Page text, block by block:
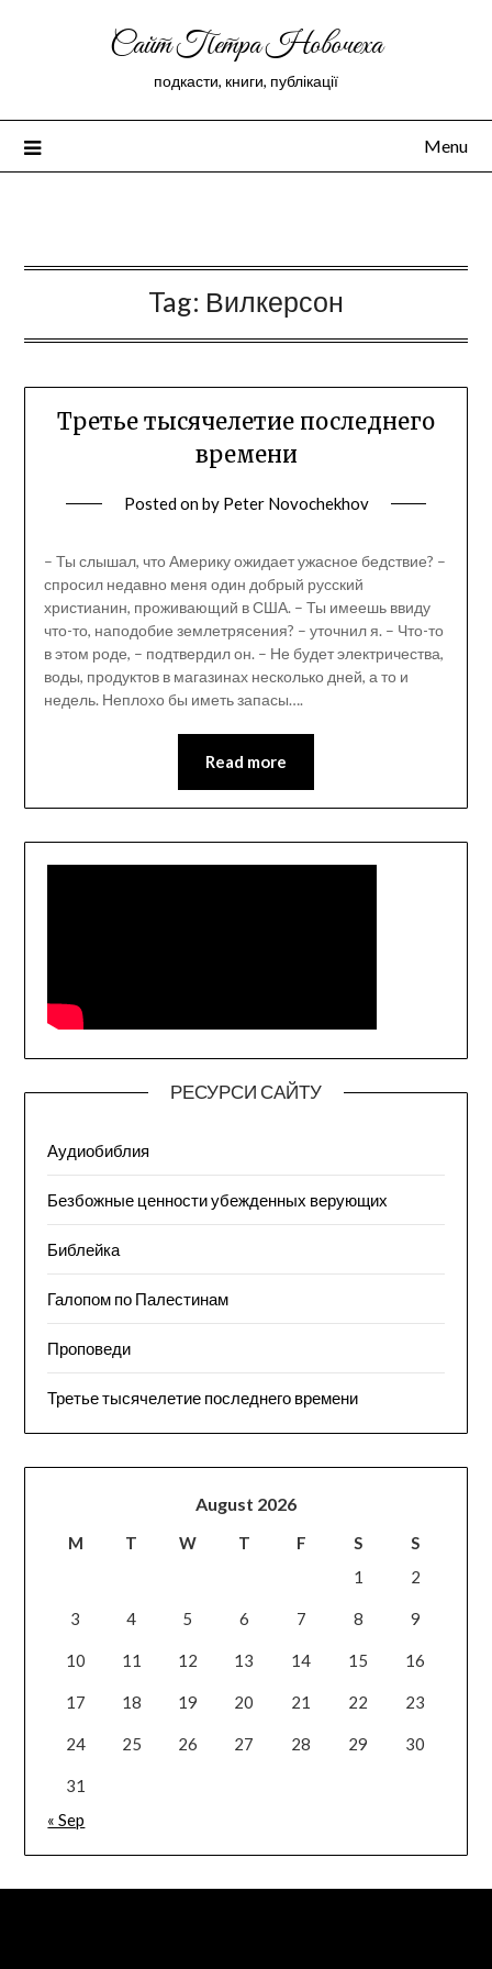
Сайт Петра Новочеха
подкасти, книги, публікації
Menu
Tag: Вилкерсон
Третье тысячелетие последнего
времени
Posted onby Peter Novochekhov
– Ты слышал, что Америку ожидает ужасное бедствие? –
спросил недавно меня один добрый русский
христианин, проживающий в США. – Ты имеешь ввиду
что-то, наподобие землетрясения? – уточнил я. – Что-то
в этом роде, – подтвердил он. – Не будет электричества,
воды, продуктов в магазинах несколько дней, а то и
недель. Неплохо бы иметь запасы….
Read more
РЕСУРСИ САЙТУ
Аудиобиблия
Безбожные ценности убежденных верующих
Библейка
Галопом по Палестинам
Проповеди
Третье тысячелетие последнего времени
August 2026
M T W T F S
S
1
2
3 4 5 6 7 8 9
10 11 12 13 14 15 16
17 18 19 20 21 22 23
24 25 26 27 28 29 30
31
« Sep